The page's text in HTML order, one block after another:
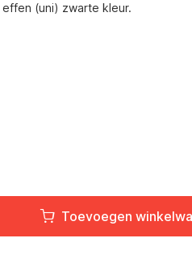
(uni) zwarte kleur.
Toevoegen